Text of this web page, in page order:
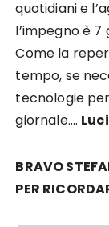
quotidiani e
l’impegno è 7
Come la
tempo, se
tecnologie
giornale….
BRAVO
PER